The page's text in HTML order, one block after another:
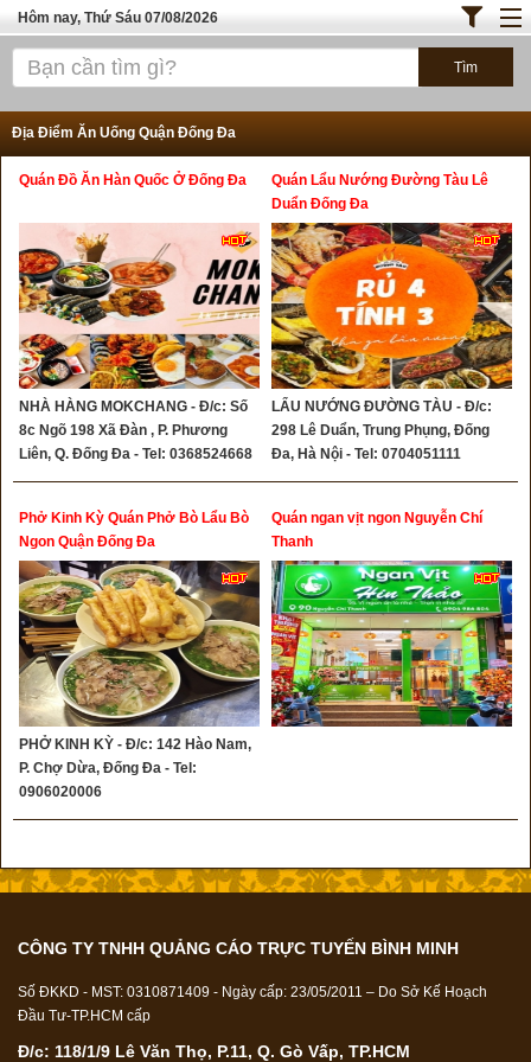
Hôm nay, Thứ Sáu 07/08/2026
Trang chủ
Bánh - Đồ Ăn Vặt
Thực Phẩm Nông Hải Sản
TOP QUÁN ĂN
ĐỊA ĐIỂM ĂN UỐNG HÀ NỘI
Địa Điểm Ăn Uống Quận Đống Đa
Quán Đồ Ăn Hàn Quốc Ở Đống Đa
NHÀ HÀNG MOKCHANG - Đ/c: Số
8c Ngõ 198 Xã Đàn , P. Phương
Liên, Q. Đống Đa - Tel: 0368524668
Quán Lẩu Nướng Đường Tàu Lê
Duẩn Đống Đa
LẨU NƯỚNG ĐƯỜNG TÀU - Đ/c:
298 Lê Duẩn, Trung Phụng, Đống
Đa, Hà Nội - Tel: 0704051111
Phở Kinh Kỳ Quán Phở Bò Lẩu Bò
Ngon Quận Đống Đa
PHỞ KINH KỲ - Đ/c: 142 Hào Nam,
P. Chợ Dừa, Đống Đa - Tel:
0906020006
Quán ngan vịt ngon Nguyễn Chí
Thanh
CÔNG TY TNHH QUẢNG CÁO TRỰC TUYẾN BÌNH MINH
Số ĐKKD - MST: 0310871409 - Ngày cấp: 23/05/2011 – Do Sở Kế Hoạch
Đầu Tư-TP.HCM cấp
Đ/c: 118/1/9 Lê Văn Thọ, P.11, Q. Gò Vấp, TP.HCM